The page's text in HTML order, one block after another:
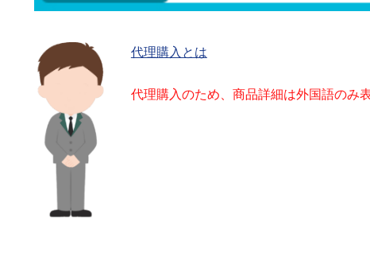
代理購入とは
代理購入のため、商品詳細は外国語のみ